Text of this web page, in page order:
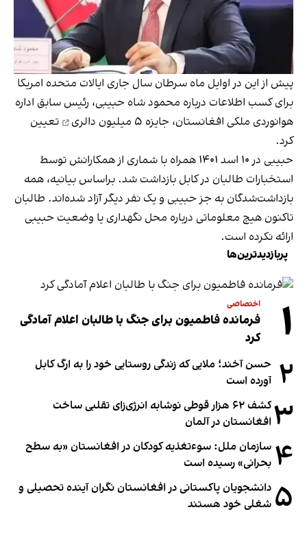
پیش از این در اوایل ماه سرطان سال جاری ایالات متحده امریکا
برای کسب اطلاعات درباره محمود شاه حبیبی، رئیس سابق اداره
هوانوردی ملکی افغانستان، جایزه‌ ۵ میلیون دالری
تعیین
کرد.
حبیبی در ۱۰ اسد ۱۴۰۱ همراه با شماری از همکارانش توسط
استخبارات طالبان در کابل بازداشت شد. براساس بیانیه، همه
بازداشت‌شدگان به جز حبیبی و یک نفر دیگر آزاد شده‌اند. طالبان
تاکنون هیچ معلوماتی درباره محل نگهداری یا وضعیت حبیبی
ارائه نکرده است.
پربازدیدترین‌ها
۱ اختصاصی
فرمانده فاطمیون برای جنگ با طالبان اعلام آمادگی
کرد
۲ حسن آخند؛ ملایی که زندگی روستایی خود را به ارگ کابل
آورده است
۳
کشف ۶۲ هزار قوطی نوشابه انرژی‌زای تقلبی ساخت
افغانستان در آلمان
۴ سازمان ملل: سوء‌تغذیه کودکان در افغانستان «به سطح
بحرانی» رسیده است
۵ دانشجویان پاکستانی در افغانستان نگران آینده تحصیلی و
شغلی خود هستند